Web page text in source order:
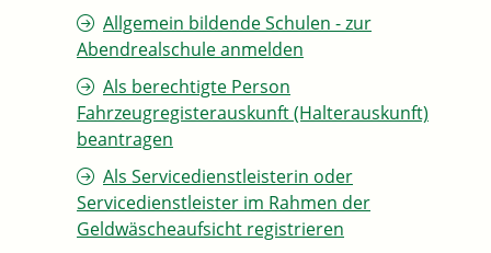
Allgemein bildende Schulen - zur
Abendrealschule anmelden
Als berechtigte Person
Fahrzeugregisterauskunft (Halterauskunft)
beantragen
Als Servicedienstleisterin oder
Servicedienstleister im Rahmen der
Geldwäscheaufsicht registrieren